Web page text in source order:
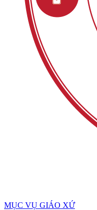
MỤC VỤ GIÁO XỨ